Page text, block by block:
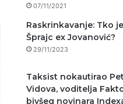
07/11/2021
Raskrinkavanje: Tko
Šprajc ex Jovanović?
29/11/2023
Taksist nokautirao
Vidova, voditelja
bivšeg novinara